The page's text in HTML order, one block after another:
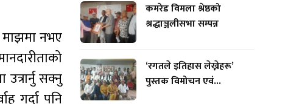
माझमा नभए
सक्नु
गर्दा पनि
कमरेड विमला श्रेष्ठको
श्रद्धाञ्जलीसभा सम्पन्न
‘रगतले इतिहास लेख्नेहरू’
पुस्तक विमोचन एवं...